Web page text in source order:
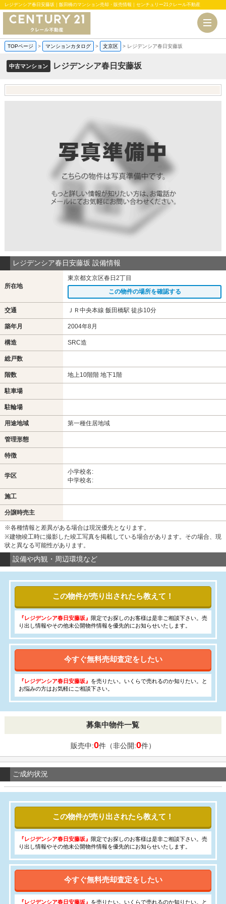
レジデンシア春日安藤坂｜飯田橋のマンション売却・販売情報｜センチュリー21クレール不動産
TOPページ > マンションカタログ > 文京区 > レジデンシア春日安藤坂
中古マンション レジデンシア春日安藤坂
レジデンシア春日安藤坂 設備情報
所在地
東京都文京区春日2丁目
この物件の場所を確認する
交通 ＪＲ中央本線 飯田橋駅 徒歩10分
築年月 2004年8月
構造 SRC造
総戸数
階数 地上10階階 地下1階
駐車場
駐輪場
用途地域 第一種住居地域
管理形態
特徴
学区
小学校名:
中学校名:
施工
分譲時売主
※各種情報と差異がある場合は現況優先となります。
※建物竣工時に撮影した竣工写真を掲載している場合があります。その場合、現
状と異なる可能性があります。
設備や内観・周辺環境など
この物件が売り出されたら教えて！
『レジデンシア春日安藤坂』
限定でお探しのお客様は是非ご相談下さい。売
り出し情報やその他未公開物件情報を優先的にお知らせいたします。
今すぐ無料売却査定をしたい
『レジデンシア春日安藤坂』 を売りたい。いくらで売れるのか知りたい。と
お悩みの方はお気軽にご相談下さい。
募集中物件一覧
販売中:0件（非公開:0件）
ご成約状況
この物件が売り出されたら教えて！
『レジデンシア春日安藤坂』 限定でお探しのお客様は是非ご相談下さい。売
り出し情報やその他未公開物件情報を優先的にお知らせいたします。
今すぐ無料売却査定をしたい
『レジデンシア春日安藤坂』 を売りたい。いくらで売れるのか知りたい。と